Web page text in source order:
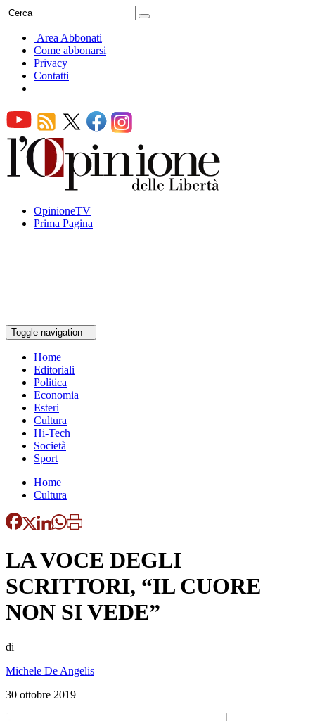
Area Abbonati
Come abbonarsi
Privacy
Contatti
OpinioneTV
Prima Pagina
Toggle navigation
Home
Editoriali
Politica
Economia
Esteri
Cultura
Hi-Tech
Società
Sport
Home
Cultura
LA VOCE DEGLI
SCRITTORI, “IL CUORE
NON SI VEDE”
di
Michele De Angelis
30 ottobre 2019